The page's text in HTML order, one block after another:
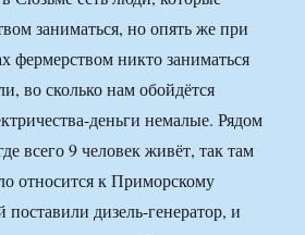
заниматься, но опять же при
фермерством никто заниматься
во сколько нам обойдётся
деньги немалые. Рядом
всего 9 человек живёт, так там
относится к Приморскому
дизель-генератор, и